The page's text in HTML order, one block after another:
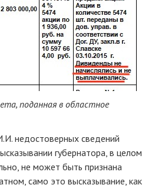
поданная в областное
недостоверных сведений
губернатора, в целом
не может быть признана
само это высказывание, как